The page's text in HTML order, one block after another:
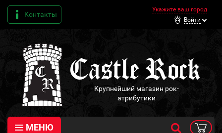
Контакты
Укажите ваш город
Войти
Крупнейший магазин рок-
атрибутики
МЕНЮ